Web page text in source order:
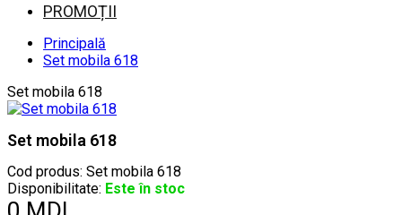
PROMOȚII
Principală
Set mobila 618
Set mobila 618
Set mobila 618
Cod produs: Set mobila 618
Disponibilitate: Este în stoc